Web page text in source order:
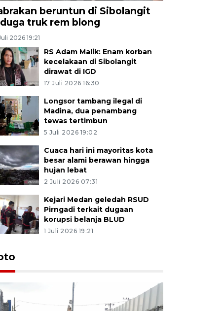
beruntun di Sibolangit
truk rem blong
2026 19:21
RS Adam Malik: Enam korban
kecelakaan di Sibolangit
dirawat di IGD
17 Juli 2026 16:30
Longsor tambang ilegal di
Madina, dua penambang
tewas tertimbun
5 Juli 2026 19:02
Cuaca hari ini mayoritas kota
besar alami berawan hingga
hujan lebat
2 Juli 2026 07:31
Kejari Medan geledah RSUD
Pirngadi terkait dugaan
korupsi belanja BLUD
1 Juli 2026 19:21